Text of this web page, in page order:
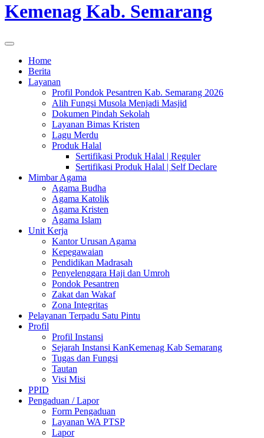
Kemenag Kab. Semarang
Home
Berita
Layanan
Profil Pondok Pesantren Kab. Semarang 2026
Alih Fungsi Musola Menjadi Masjid
Dokumen Pindah Sekolah
Layanan Bimas Kristen
Lagu Merdu
Produk Halal
Sertifikasi Produk Halal | Reguler
Sertifikasi Produk Halal | Self Declare
Mimbar Agama
Agama Budha
Agama Katolik
Agama Kristen
Agama Islam
Unit Kerja
Kantor Urusan Agama
Kepegawaian
Pendidikan Madrasah
Penyelenggara Haji dan Umroh
Pondok Pesantren
Zakat dan Wakaf
Zona Integritas
Pelayanan Terpadu Satu Pintu
Profil
Profil Instansi
Sejarah Instansi KanKemenag Kab Semarang
Tugas dan Fungsi
Tautan
Visi Misi
PPID
Pengaduan / Lapor
Form Pengaduan
Layanan WA PTSP
Lapor